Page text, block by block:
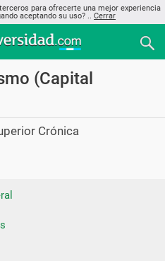
para ofrecerte una mejor experiencia
aceptando su uso? .. Cerrar
(Capital
Crónica